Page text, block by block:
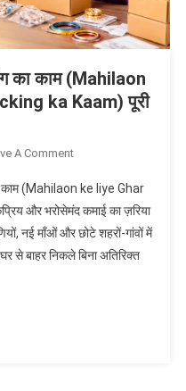
का काम (Mahilaon
ka Kaam) पूरी
A CommentOn
के
लिए
घर
बैठे
(Mahilaon ke liye Ghar
और भरोसेमंद कमाई का ज़रिया
नई माँओं और छोटे शहरों-गांवों में
से बाहर निकले बिना अतिरिक्त